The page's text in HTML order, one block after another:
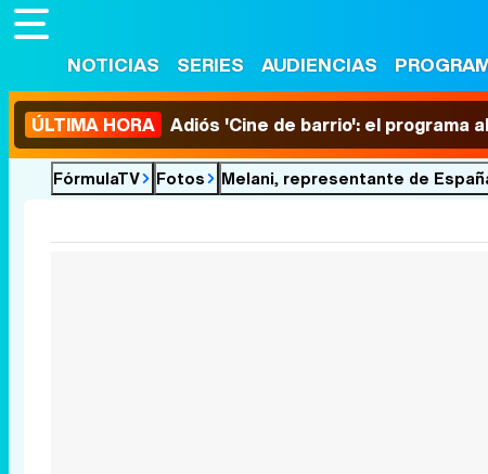
NOTICIAS SERIES AUDIENCIAS
ÚLTIMA HORA Adiós 'Cine de barrio': el programa
FórmulaTV Fotos Melani, representante de